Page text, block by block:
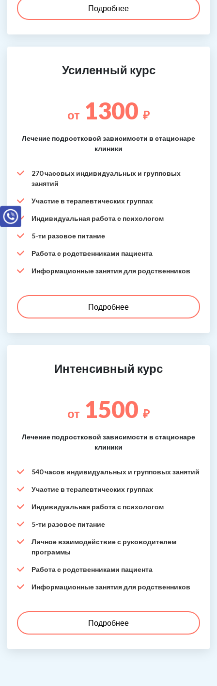
Подробнее
Усиленный курс
от 1300 ₽
Лечение подростковой зависимости в стационаре
клиники
270 часовых индивидуальных и групповых
занятий
Участие в терапевтических группах
Индивидуальная работа с психологом
5-ти разовое питание
Работа с родственниками пациента
Информационные занятия для родственников
Подробнее
Интенсивный курс
от 1500 ₽
Лечение подростковой зависимости в стационаре
клиники
540 часов индивидуальных и групповых занятий
Участие в терапевтических группах
Индивидуальная работа с психологом
5-ти разовое питание
Личное взаимодействие с руководителем
программы
Работа с родственниками пациента
Информационные занятия для родственников
Подробнее